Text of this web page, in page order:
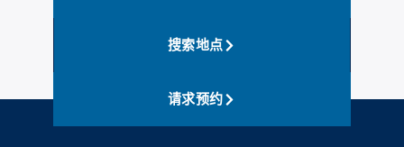
搜索地点
请求预约